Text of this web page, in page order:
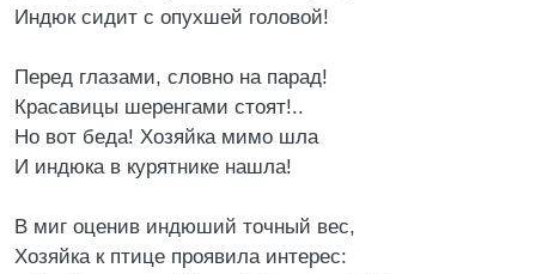
Индюк сидит с опухшей головой!
Перед глазами, словно на парад!
Красавицы шеренгами стоят!..
Но вот беда! Хозяйка мимо шла
И индюка в курятнике нашла!
В миг оценив индюший точный вес,
Хозяйка к птице проявила интерес: